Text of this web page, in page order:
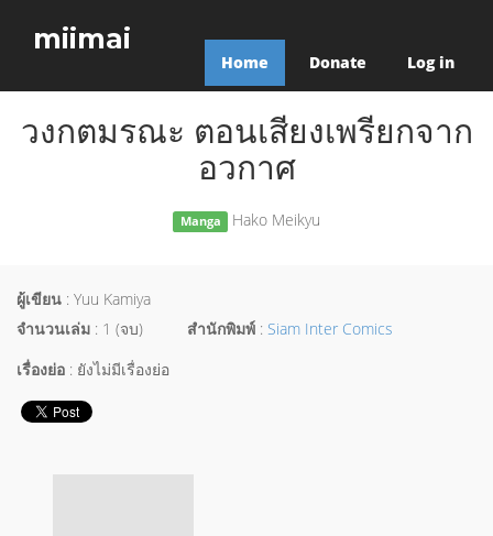
miimai
Home Donate Log in
วงกตมรณะ ตอนเสียงเพรียกจาก
อวกาศ
Manga Hako Meikyu
ผู้เขียน : Yuu Kamiya
จำนวนเล่ม : 1 (จบ) สำนักพิมพ์ : Siam Inter Comics
เรื่องย่อ : ยังไม่มีเรื่องย่อ